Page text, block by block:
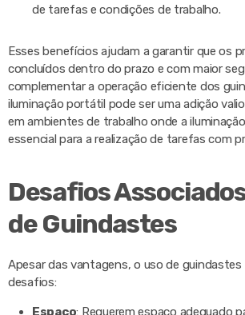
de tarefas e condições de trabalho.
Esses benefícios ajudam a garantir que os
concluídos dentro do prazo e com maior
complementar a operação eficiente dos
iluminação portátil pode ser uma adição
em ambientes de trabalho onde a
essencial para a realização de tarefas com
Desafios
de Guindastes
Apesar das vantagens, o uso de
desafios:
Espaço: Requerem espaço adequado